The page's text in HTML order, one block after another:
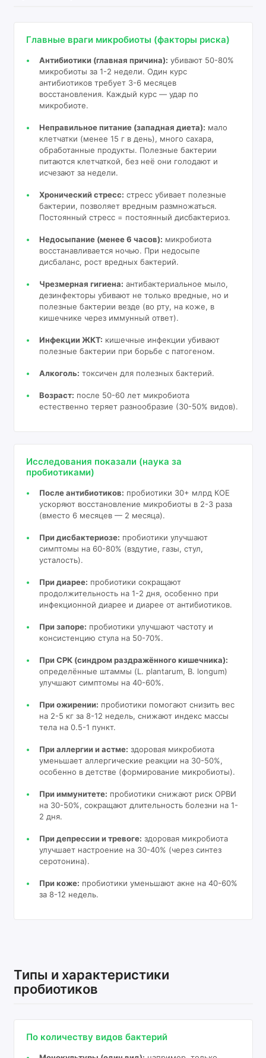
Главные враги микробиоты (факторы риска)
Антибиотики (главная причина): убивают 50-80%
микробиоты за 1-2 недели. Один курс
антибиотиков требует 3-6 месяцев
восстановления. Каждый курс — удар по
микробиоте.
Неправильное питание (западная диета): мало
клетчатки (менее 15 г в день), много сахара,
обработанные продукты. Полезные бактерии
питаются клетчаткой, без неё они голодают и
исчезают за недели.
Хронический стресс: стресс убивает полезные
бактерии, позволяет вредным размножаться.
Постоянный стресс = постоянный дисбактериоз.
Недосыпание (менее 6 часов): микробиота
восстанавливается ночью. При недосыпе
дисбаланс, рост вредных бактерий.
Чрезмерная гигиена: антибактериальное мыло,
дезинфекторы убивают не только вредные, но и
полезные бактерии везде (во рту, на коже, в
кишечнике через иммунный ответ).
Инфекции ЖКТ: кишечные инфекции убивают
полезные бактерии при борьбе с патогеном.
Алкоголь: токсичен для полезных бактерий.
Возраст: после 50-60 лет микробиота
естественно теряет разнообразие (30-50% видов).
Исследования показали (наука за
пробиотиками)
После антибиотиков: пробиотики 30+ млрд КОЕ
ускоряют восстановление микробиоты в 2-3 раза
(вместо 6 месяцев — 2 месяца).
При дисбактериозе: пробиотики улучшают
симптомы на 60-80% (вздутие, газы, стул,
усталость).
При диарее: пробиотики сокращают
продолжительность на 1-2 дня, особенно при
инфекционной диарее и диарее от антибиотиков.
При запоре: пробиотики улучшают частоту и
консистенцию стула на 50-70%.
При СРК (синдром раздражённого кишечника):
определённые штаммы (L. plantarum, B. longum)
улучшают симптомы на 40-60%.
При ожирении: пробиотики помогают снизить вес
на 2-5 кг за 8-12 недель, снижают индекс массы
тела на 0.5-1 пункт.
При аллергии и астме: здоровая микробиота
уменьшает аллергические реакции на 30-50%,
особенно в детстве (формирование микробиоты).
При иммунитете: пробиотики снижают риск ОРВИ
на 30-50%, сокращают длительность болезни на 1-
2 дня.
При депрессии и тревоге: здоровая микробиота
улучшает настроение на 30-40% (через синтез
серотонина).
При коже: пробиотики уменьшают акне на 40-60%
за 8-12 недель.
Типы и характеристики
пробиотиков
По количеству видов бактерий